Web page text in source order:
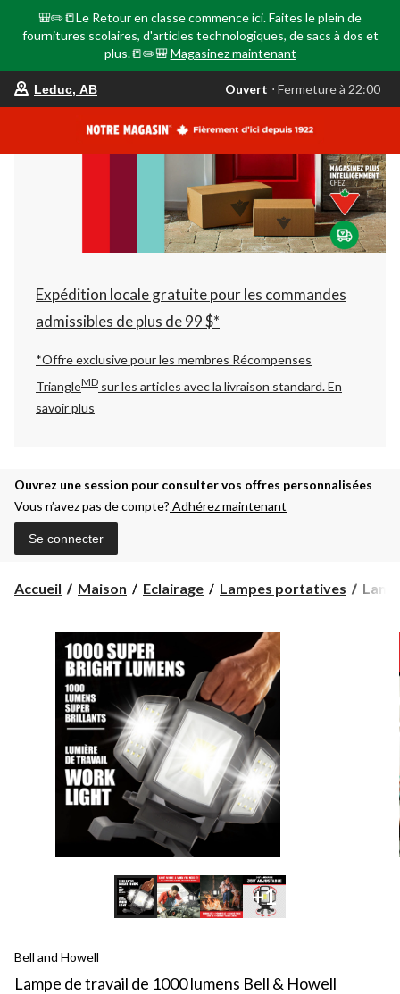
🎒✏️📒Le Retour en classe commence ici. Faites le plein de
fournitures scolaires, d'articles technologiques, de sacs à dos et
plus.📒✏️🎒 Magasinez maintenant
votre
est
AB,
Ouvert,
Fermeture
à
22:00
changer
Leduc, AB Ouvert ⋅ Fermeture à 22:00
Expédition locale gratuite pour les commandes
admissibles de plus de 99 $*
*Offre exclusive pour les membres Récompenses
TriangleMD sur les articles avec la livraison standard.En
savoir plus
Ouvrez une session pour consulter vos offres personnalisées
Vous n’avez pas de compte? Adhérez maintenant
Se connecter
Accueil Maison Eclairage Lampes portatives
+1
Bell and Howell
Lampe de travail de 1000 lumens Bell & Howell